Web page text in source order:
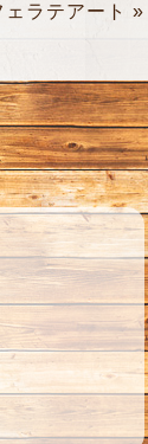
ェラテアート »